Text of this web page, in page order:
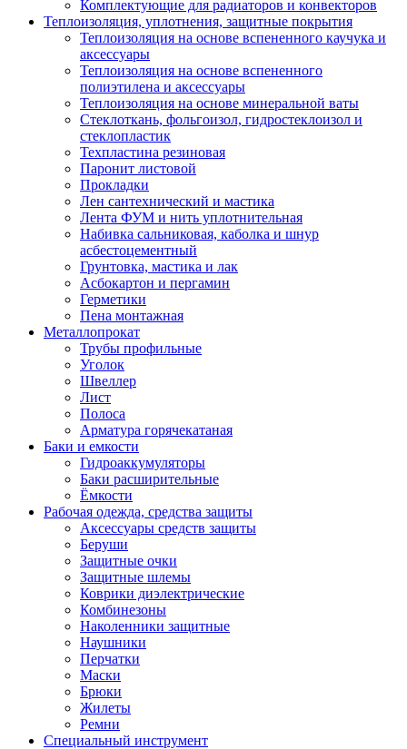
Комплектующие для радиаторов и конвекторов
Теплоизоляция, уплотнения, защитные покрытия
Теплоизоляция на основе вспененного каучука и
аксессуары
Теплоизоляция на основе вспененного
полиэтилена и аксессуары
Теплоизоляция на основе минеральной ваты
Стеклоткань, фольгоизол, гидростеклоизол и
стеклопластик
Техпластина резиновая
Паронит листовой
Прокладки
Лен сантехнический и мастика
Лента ФУМ и нить уплотнительная
Набивка сальниковая, каболка и шнур
асбестоцементный
Грунтовка, мастика и лак
Асбокартон и пергамин
Герметики
Пена монтажная
Металлопрокат
Трубы профильные
Уголок
Швеллер
Лист
Полоса
Арматура горячекатаная
Баки и емкости
Гидроаккумуляторы
Баки расширительные
Ёмкости
Рабочая одежда, средства защиты
Аксессуары средств защиты
Беруши
Защитные очки
Защитные шлемы
Коврики диэлектрические
Комбинезоны
Наколенники защитные
Наушники
Перчатки
Маски
Брюки
Жилеты
Ремни
Специальный инструмент